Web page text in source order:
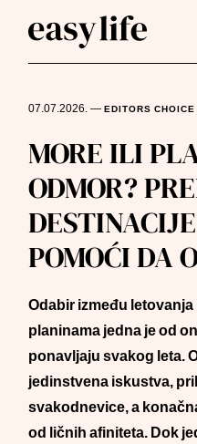
07.07.2026.—EDITORS CHOICE
MORE ILI
ODMOR?
POMOĆI DA
Odabir između
planinama jedna je od
ponavljaju svakog leta.
jedinstvena iskustva,
svakodnevice, a
od ličnih afiniteta. Dok